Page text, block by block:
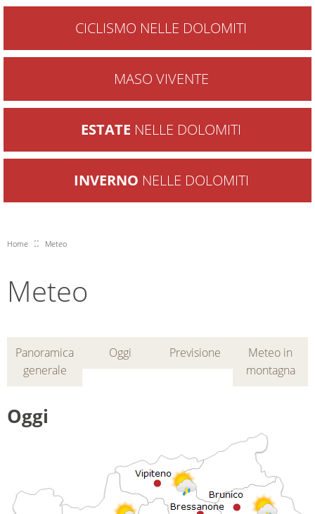
CICLISMO NELLE DOLOMITI
MASO VIVENTE
ESTATE NELLE DOLOMITI
INVERNO NELLE DOLOMITI
Home :: Meteo
Meteo
Panoramica
generale
Oggi Previsione
Meteo in
montagna
Oggi